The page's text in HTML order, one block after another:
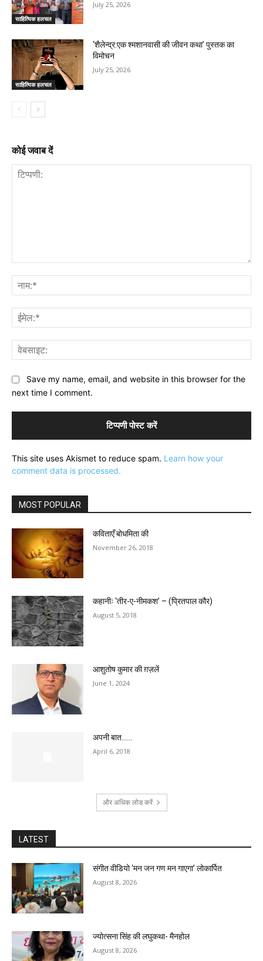
साहित्यिक हलचल
July 25, 2026
साहित्यिक हलचल
‘शैलेन्द्र:एक श्मशानवासी की जीवन कथा’ पुस्तक का
विमोचन
July 25, 2026
कोई जवाब दें
Save my name, email, and website in this browser for the
next time I comment.
This site uses Akismet to reduce spam. Learn how your
comment data is processed.
MOST POPULAR
कविताएँ बोधमिता की
November 26, 2018
कहानीः ‘तीर-ए-नीमकश’ – (प्रितपाल कौर)
August 5, 2018
आशुतोष कुमार की ग़ज़लें
June 1, 2024
अपनी बात……
April 6, 2018
और अधिक लोड करें
LATEST
संगीत वीडियो ‘मन जन गण मन गाएगा’ लोकार्पित
August 8, 2026
ज्योत्सना सिंह की लघुकथा- मैनहोल
August 8, 2026